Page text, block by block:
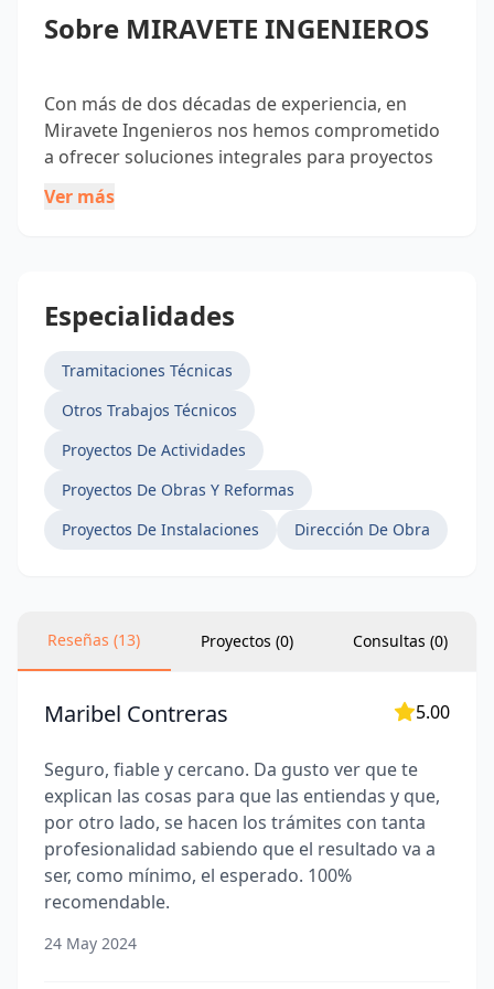
Sobre MIRAVETE INGENIEROS
Con más de dos décadas de experiencia, en
Miravete Ingenieros nos hemos comprometido
a ofrecer soluciones integrales para proyectos
de todas las escalas, reconociendo la
importancia que cada uno tiene para ti. Desde el
permisos necesarios para dar vida a sus ideas y
Nuestro equipo de ingenieros altamente
capacitados está aquí para brindarte
asesoramiento técnico desde la etapa
conceptual hasta la ejecución final del proyecto.
Nos anticipamos a los desafíos potenciales y
solucionamos los inevitables, asegurando la
En Miravete Ingenieros, ofrecemos una amplia
gama de servicios, que incluyen asesoría
de instalaciones eléctricas, edificación y obra
en el trabajo, certificación de eficiencia
energética y trámites ante las administraciones
pertinentes.
Nuestra visión es simplificar el proceso para que
hacer crecer tu negocio. Confía en nosotros
Ver más
Especialidades
Tramitaciones Técnicas
Otros Trabajos Técnicos
Proyectos De Actividades
Proyectos De Obras Y Reformas
Proyectos De Instalaciones
Dirección De Obra
Reseñas (13) Proyectos (0) Consultas (0)
Maribel Contreras 5.00
Seguro, fiable y cercano. Da gusto ver que te
explican las cosas para que las entiendas y que,
por otro lado, se hacen los trámites con tanta
profesionalidad sabiendo que el resultado va a
ser, como mínimo, el esperado. 100%
recomendable.
24 May 2024